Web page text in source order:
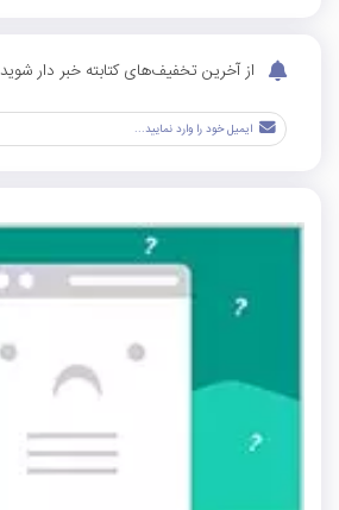
از آخرین تخفیف‌های کتابته خبر دار شوید